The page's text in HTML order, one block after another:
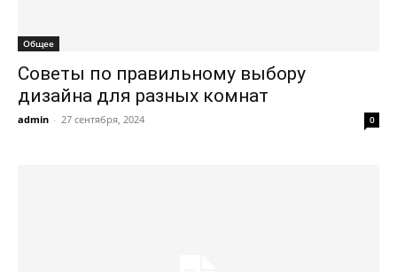
Общее
Советы по правильному выбору
дизайна для разных комнат
admin - 27 сентября, 2024 0